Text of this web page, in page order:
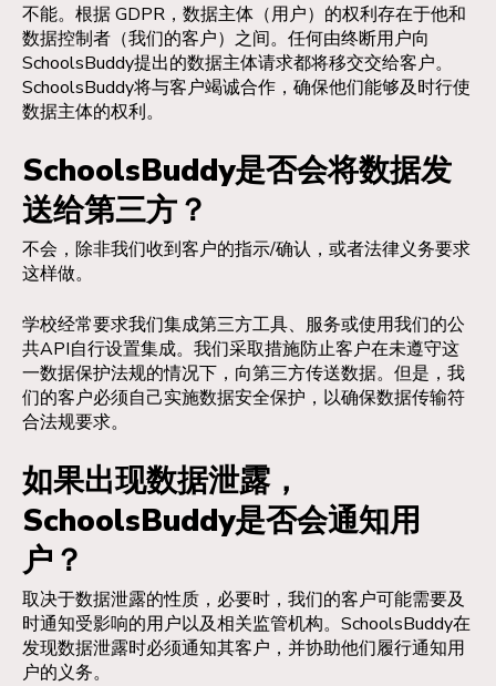
不能。根据 GDPR，数据主体（用户）的权利存在于他和
数据控制者（我们的客户）之间。任何由终断用户向
SchoolsBuddy提出的数据主体请求都将移交交给客户。
SchoolsBuddy将与客户竭诚合作，确保他们能够及时行使
数据主体的权利。
SchoolsBuddy是否会将数据发
送给第三方？
不会，除非我们收到客户的指示/确认，或者法律义务要求
这样做。
学校经常要求我们集成第三方工具、服务或使用我们的公
共API自行设置集成。我们采取措施防止客户在未遵守这
一数据保护法规的情况下，向第三方传送数据。但是，我
们的客户必须自己实施数据安全保护，以确保数据传输符
合法规要求。
如果出现数据泄露，
SchoolsBuddy是否会通知用
户？
取决于数据泄露的性质，必要时，我们的客户可能需要及
时通知受影响的用户以及相关监管机构。SchoolsBuddy在
发现数据泄露时必须通知其客户，并协助他们履行通知用
户的义务。